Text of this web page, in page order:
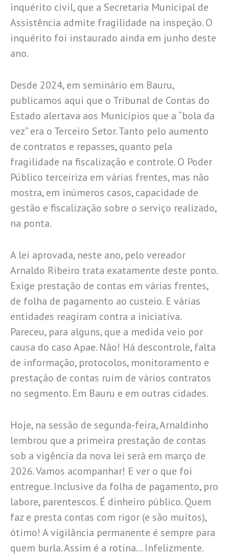
inquérito civil, que a Secretaria Municipal de
Assistência admite fragilidade na inspeção. O
inquérito foi instaurado ainda em junho deste
ano.
Desde 2024, em seminário em Bauru,
publicamos aqui que o Tribunal de Contas do
Estado alertava aos Municípios que a “bola da
vez” era o Terceiro Setor. Tanto pelo aumento
de contratos e repasses, quanto pela
fragilidade na fiscalização e controle. O Poder
Público terceiriza em várias frentes, mas não
mostra, em inúmeros casos, capacidade de
gestão e fiscalização sobre o serviço realizado,
na ponta.
A lei aprovada, neste ano, pelo vereador
Arnaldo Ribeiro trata exatamente deste ponto.
Exige prestação de contas em várias frentes,
de folha de pagamento ao custeio. E várias
entidades reagiram contra a iniciativa.
Pareceu, para alguns, que a medida veio por
causa do caso Apae. Não! Há descontrole, falta
de informação, protocolos, monitoramento e
prestação de contas ruim de vários contratos
no segmento. Em Bauru e em outras cidades.
Hoje, na sessão de segunda-feira, Arnaldinho
lembrou que a primeira prestação de contas
sob a vigência da nova lei será em março de
2026. Vamos acompanhar! E ver o que foi
entregue. Inclusive da folha de pagamento, pro
labore, parentescos. É dinheiro público. Quem
faz e presta contas com rigor (e são muitos),
ótimo! A vigilância permanente é sempre para
quem burla. Assim é a rotina… Infelizmente.